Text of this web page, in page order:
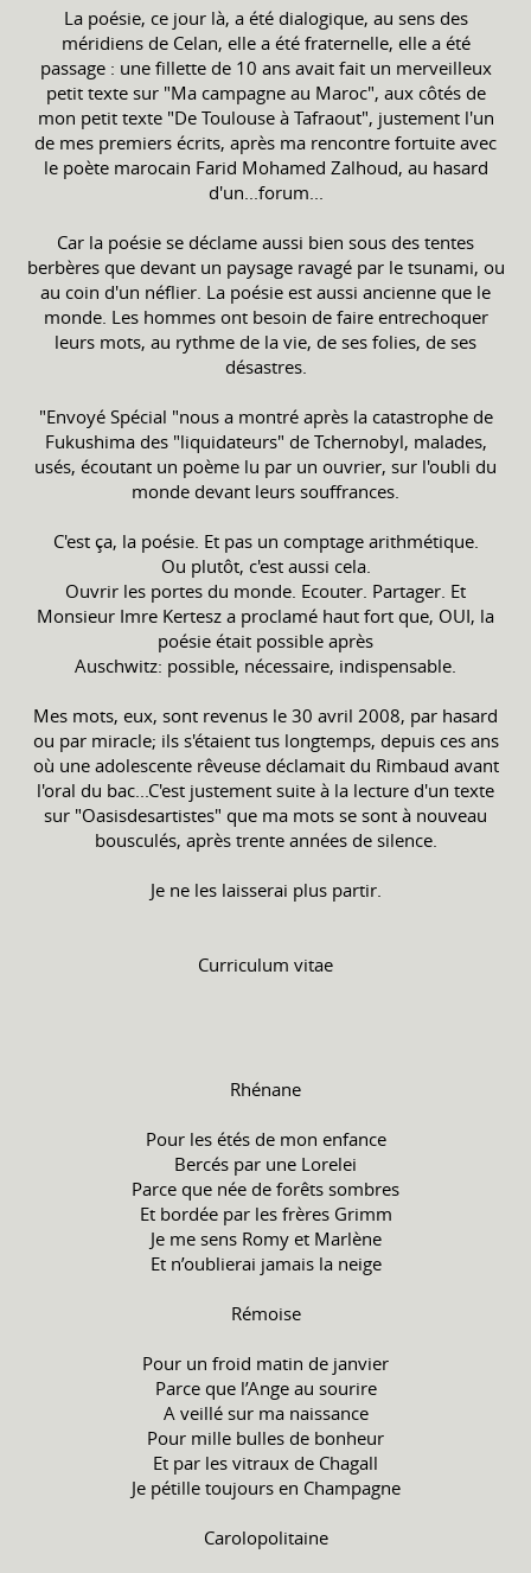
La poésie, ce jour là, a été dialogique, au sens des
méridiens de Celan, elle a été fraternelle, elle a été
passage : une fillette de 10 ans avait fait un merveilleux
petit texte sur "Ma campagne au Maroc", aux côtés de
mon petit texte "De Toulouse à Tafraout", justement l'un
de mes premiers écrits, après ma rencontre fortuite avec
le poète marocain Farid Mohamed Zalhoud, au hasard
d'un...forum...
Car la poésie se déclame aussi bien sous des tentes
berbères que devant un paysage ravagé par le tsunami, ou
au coin d'un néflier. La poésie est aussi ancienne que le
monde. Les hommes ont besoin de faire entrechoquer
leurs mots, au rythme de la vie, de ses folies, de ses
désastres.
"Envoyé Spécial "nous a montré après la catastrophe de
Fukushima des "liquidateurs" de Tchernobyl, malades,
usés, écoutant un poème lu par un ouvrier, sur l'oubli du
monde devant leurs souffrances.
C'est ça, la poésie. Et pas un comptage arithmétique.
Ou plutôt, c'est aussi cela.
Ouvrir les portes du monde. Ecouter. Partager. Et
Monsieur Imre Kertesz a proclamé haut fort que, OUI, la
poésie était possible après
Auschwitz: possible, nécessaire, indispensable.
Mes mots, eux, sont revenus le 30 avril 2008, par hasard
ou par miracle; ils s'étaient tus longtemps, depuis ces ans
où une adolescente rêveuse déclamait du Rimbaud avant
l'oral du bac...C'est justement suite à la lecture d'un texte
sur "Oasisdesartistes" que ma mots se sont à nouveau
bousculés, après trente années de silence.
Je ne les laisserai plus partir.
Curriculum vitae
Rhénane
Pour les étés de mon enfance
Bercés par une Lorelei
Parce que née de forêts sombres
Et bordée par les frères Grimm
Je me sens Romy et Marlène
Et n’oublierai jamais la neige
Rémoise
Pour un froid matin de janvier
Parce que l’Ange au sourire
A veillé sur ma naissance
Pour mille bulles de bonheur
Et par les vitraux de Chagall
Je pétille toujours en Champagne
Carolopolitaine